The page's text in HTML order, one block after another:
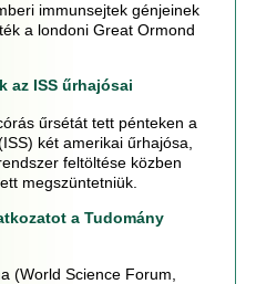
immunsejtek génjeinek
a londoni Great Ormond
az ISS űrhajósai
űrsétát tett pénteken a
két amerikai űrhajósa,
feltöltése közben
megszüntetniük.
a Tudomány
(World Science Forum,